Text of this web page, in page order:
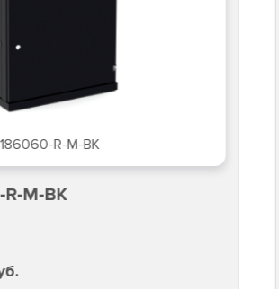
R-M-BK
M-BK